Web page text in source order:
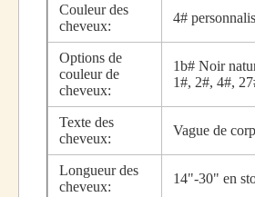
Couleur des
cheveux:
4#
Options de
couleur de
cheveux:
1b# Noir
1#, 2#, 4#,
Texte des
cheveux:
Vague de
Longueur des
cheveux:
14"-30" en